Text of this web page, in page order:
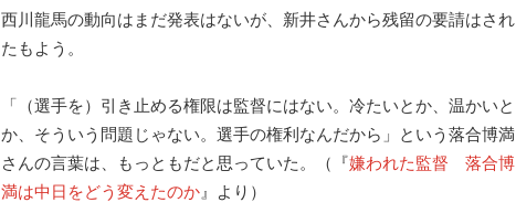
西川龍馬の動向はまだ発表はないが、新井さんから残留の要請はされ
たもよう。
「（選手を）引き止める権限は監督にはない。冷たいとか、温かいと
か、そういう問題じゃない。選手の権利なんだから」という落合博満
さんの言葉は、もっともだと思っていた。（『嫌われた監督 落合博
満は中日をどう変えたのか 』より）